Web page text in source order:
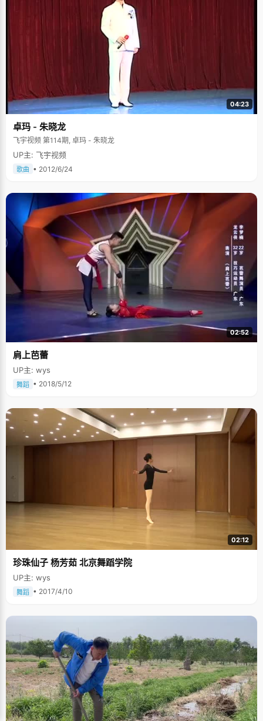
04:23
卓玛 - 朱晓龙
飞宇视频 第114期, 卓玛 - 朱晓龙
UP主: 飞宇视频
歌曲 • 2012/6/24
02:52
肩上芭蕾
UP主: wys
舞蹈 • 2018/5/12
02:12
珍珠仙子 杨芳茹 北京舞蹈学院
UP主: wys
舞蹈 • 2017/4/10